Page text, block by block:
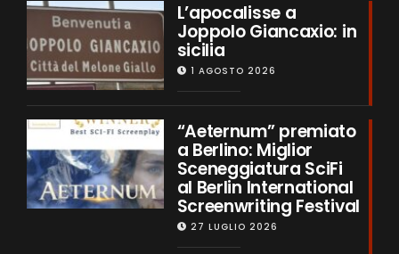
L’apocalisse a
Joppolo Giancaxio: in
sicilia
1 AGOSTO 2026
“Aeternum” premiato
a Berlino: Miglior
Sceneggiatura SciFi
al Berlin International
Screenwriting Festival
27 LUGLIO 2026